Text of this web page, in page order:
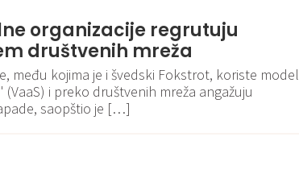
organizacije regrutuju
društvenih mreža
među kojima je i švedski Fokstrot, koriste model
i preko društvenih mreža angažuju
saopštio je […]